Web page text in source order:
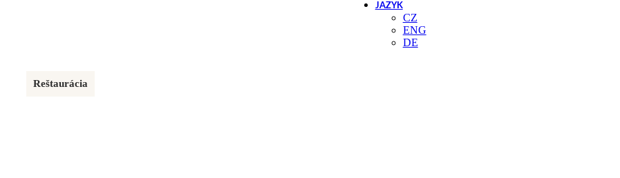
JAZYK
CZ
ENG
DE
Reštaurácia